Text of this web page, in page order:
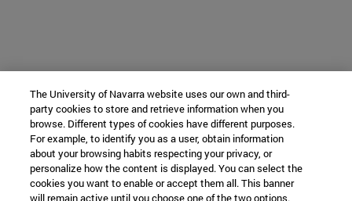
The University of Navarra website uses our own and third-
party cookies to store and retrieve information when you
browse. Different types of cookies have different purposes.
For example, to identify you as a user, obtain information
about your browsing habits respecting your privacy, or
personalize how the content is displayed. You can select the
cookies you want to enable or accept them all. This banner
will remain active until you choose one of the two options.